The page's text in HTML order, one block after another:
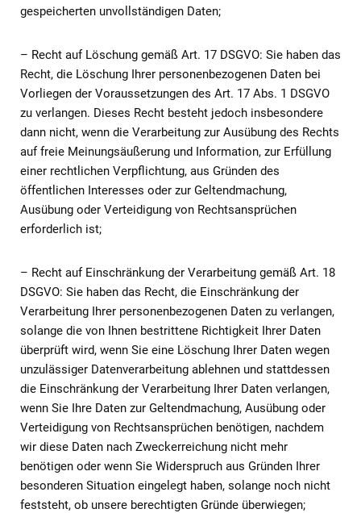
gespeicherten unvollständigen Daten;
– Recht auf Löschung gemäß Art. 17 DSGVO: Sie haben das
Recht, die Löschung Ihrer personenbezogenen Daten bei
Vorliegen der Voraussetzungen des Art. 17 Abs. 1 DSGVO
zu verlangen. Dieses Recht besteht jedoch insbesondere
dann nicht, wenn die Verarbeitung zur Ausübung des Rechts
auf freie Meinungsäußerung und Information, zur Erfüllung
einer rechtlichen Verpflichtung, aus Gründen des
öffentlichen Interesses oder zur Geltendmachung,
Ausübung oder Verteidigung von Rechtsansprüchen
erforderlich ist;
– Recht auf Einschränkung der Verarbeitung gemäß Art. 18
DSGVO: Sie haben das Recht, die Einschränkung der
Verarbeitung Ihrer personenbezogenen Daten zu verlangen,
solange die von Ihnen bestrittene Richtigkeit Ihrer Daten
überprüft wird, wenn Sie eine Löschung Ihrer Daten wegen
unzulässiger Datenverarbeitung ablehnen und stattdessen
die Einschränkung der Verarbeitung Ihrer Daten verlangen,
wenn Sie Ihre Daten zur Geltendmachung, Ausübung oder
Verteidigung von Rechtsansprüchen benötigen, nachdem
wir diese Daten nach Zweckerreichung nicht mehr
benötigen oder wenn Sie Widerspruch aus Gründen Ihrer
besonderen Situation eingelegt haben, solange noch nicht
feststeht, ob unsere berechtigten Gründe überwiegen;